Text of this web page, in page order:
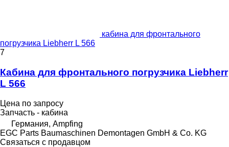
кабина для фронтального
погрузчика Liebherr L 566
7
Кабина для фронтального погрузчика Liebherr
L 566
Цена по запросу
Запчасть - кабина
Германия, Ampfing
EGC Parts Baumaschinen Demontagen GmbH & Co. KG
Связаться с продавцом